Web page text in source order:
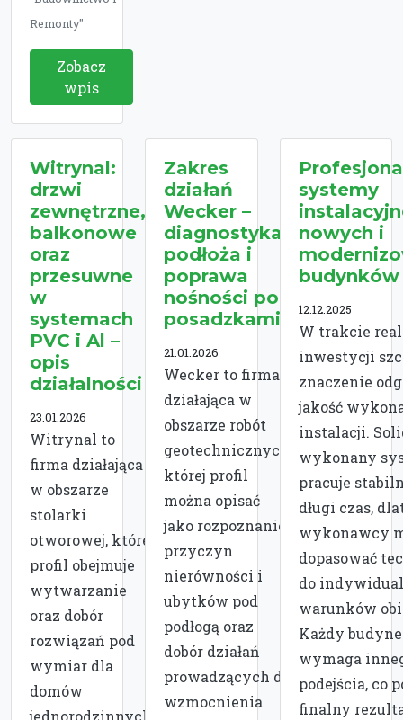
Remonty"
Zobacz
wpis
Witrynal:
drzwi
zewnętrzne,
balkonowe
oraz
przesuwne
w
systemach
PVC i Al –
opis
działalności
23.01.2026
Witrynal to
firma działająca
w obszarze
stolarki
otworowej, której
profil obejmuje
wytwarzanie
oraz dobór
rozwiązań pod
wymiar dla
domów
Zakres
działań
Wecker –
diagnostyka
podłoża i
poprawa
nośności pod
posadzkami
21.01.2026
Wecker to firma
działająca w
obszarze robót
geotechnicznych,
której profil
można opisać
jako rozpoznanie
przyczyn
nierówności i
ubytków pod
podłogą oraz
dobór działań
prowadzących do
wzmocnienia
systemy
nowych i
budynków
12.12.2025
W trakcie
inwestycji
znaczenie
jakość
instalacji.
wykonany
pracuje
długi czas,
wykonawcy
dopasować
do
warunków
Każdy
wymaga
podejścia, co
finalny